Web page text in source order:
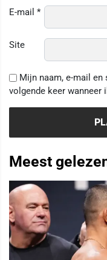
E-mail *
Site
Mijn naam, e-mail
volgende keer wanneer
Meest